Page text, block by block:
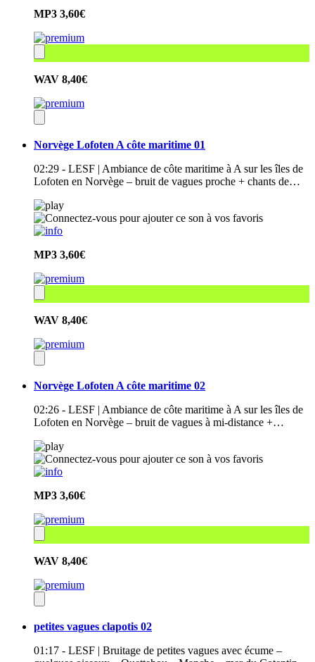
MP3 3,60€
WAV 8,40€
Norvège Lofoten A côte maritime 01
02:29 - LESF | Ambiance de côte maritime à A sur les îles de
Lofoten en Norvège – bruit de vagues proche + chants de…
MP3 3,60€
WAV 8,40€
Norvège Lofoten A côte maritime 02
02:26 - LESF | Ambiance de côte maritime à A sur les îles de
Lofoten en Norvège – bruit de vagues à mi-distance +…
MP3 3,60€
WAV 8,40€
petites vagues clapotis 02
01:17 - LESF | Bruitage de petites vagues avec écume –